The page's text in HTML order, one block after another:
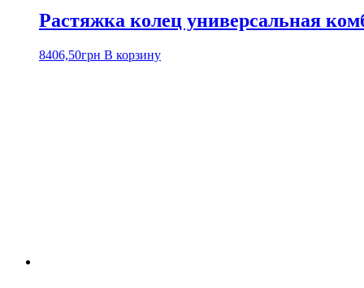
Растяжка колец универсальная
8406,50грн В корзину